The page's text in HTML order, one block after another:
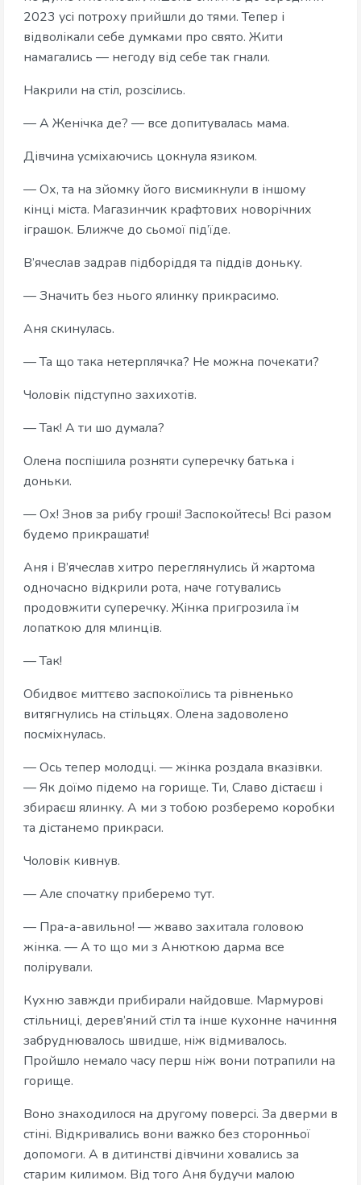
2023 усі потроху прийшли до тями. Тепер і
відволікали себе думками про свято. Жити
намагались — негоду від себе так гнали.
Накрили на стіл, розсілись.
— А Женічка де? — все допитувалась мама.
Дівчина усміхаючись цокнула язиком.
— Ох, та на зйомку його висмикнули в іншому
кінці міста. Магазинчик крафтових новорічних
іграшок. Ближче до сьомої під’їде.
В’ячеслав задрав підборіддя та піддів доньку.
— Значить без нього ялинку прикрасимо.
Аня скинулась.
— Та що така нетерплячка? Не можна почекати?
Чоловік підступно захихотів.
— Так! А ти шо думала?
Олена поспішила розняти суперечку батька і
доньки.
— Ох! Знов за рибу гроші! Заспокойтесь! Всі разом
будемо прикрашати!
Аня і В’ячеслав хитро переглянулись й жартома
одночасно відкрили рота, наче готувались
продовжити суперечку. Жінка пригрозила їм
лопаткою для млинців.
— Так!
Обидвоє миттєво заспокоїлись та рівненько
витягнулись на стільцях. Олена задоволено
посміхнулась.
— Ось тепер молодці. — жінка роздала вказівки.
— Як доїмо підемо на горище. Ти, Славо дістаєш і
збираєш ялинку. А ми з тобою розберемо коробки
та дістанемо прикраси.
Чоловік кивнув.
— Але спочатку приберемо тут.
— Пра-а-авильно! — жваво захитала головою
жінка. — А то що ми з Анюткою дарма все
полірували.
Кухню завжди прибирали найдовше. Мармурові
стільниці, дерев’яний стіл та інше кухонне начиння
забруднювалось швидше, ніж відмивалось.
Пройшло немало часу перш ніж вони потрапили на
горище.
Воно знаходилося на другому поверсі. За дверми в
стіні. Відкривались вони важко без сторонньої
допомоги. А в дитинстві дівчини ховались за
старим килимом. Від того Аня будучи малою